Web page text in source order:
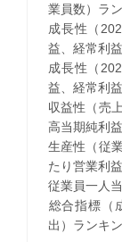
業員数）ラ
成長性（
益、経常利
成長性（
益、経常利
収益性（売
高当期純利
生産性（従
たり営業利
従業員一人
総合指標（
出）ランキ